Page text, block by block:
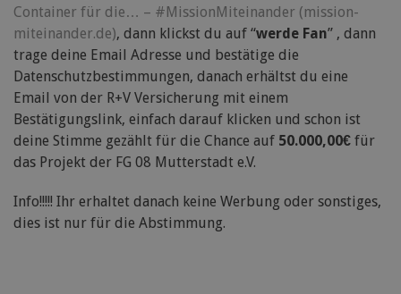
Container für die… – #MissionMiteinander (mission-
miteinander.de), dann klickst du auf “werde Fan” , dann
trage deine Email Adresse und bestätige die
Datenschutzbestimmungen, danach erhältst du eine
Email von der R+V Versicherung mit einem
Bestätigungslink, einfach darauf klicken und schon ist
deine Stimme gezählt für die Chance auf 50.000,00€ für
das Projekt der FG 08 Mutterstadt e.V.
Info!!!!! Ihr erhaltet danach keine Werbung oder sonstiges,
dies ist nur für die Abstimmung.